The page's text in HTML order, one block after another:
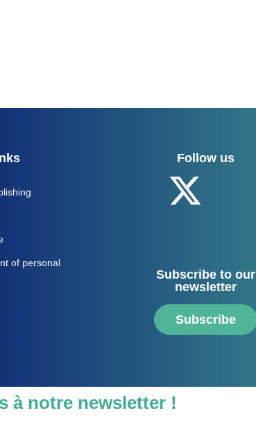
of personal
Follow us
Subscribe to our
newsletter
Subscribe
à notre newsletter !